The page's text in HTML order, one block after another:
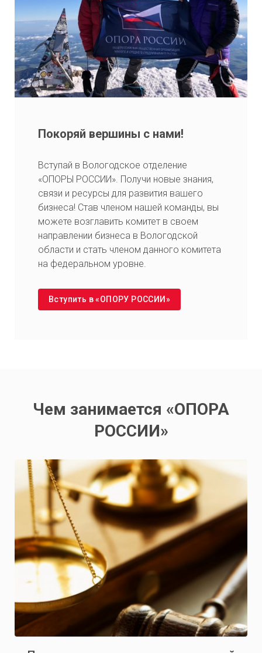
Покоряй вершины с нами!
Вступай в Вологодское отделение
«ОПОРЫ РОССИИ». Получи новые знания,
связи и ресурсы для развития вашего
бизнеса! Став членом нашей команды, вы
можете возглавить комитет в своем
направлении бизнеса в Вологодской
области и стать членом данного комитета
на федеральном уровне.
Вступить в «ОПОРУ РОССИИ»
Чем занимается «ОПОРА
РОССИИ»